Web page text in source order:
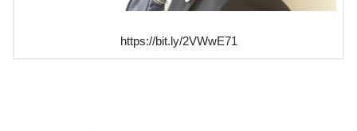
https://bit.ly/2VWwE71